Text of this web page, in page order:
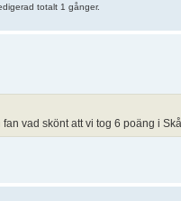
totalt 1 gånger.
vad skönt att vi tog 6 poäng i